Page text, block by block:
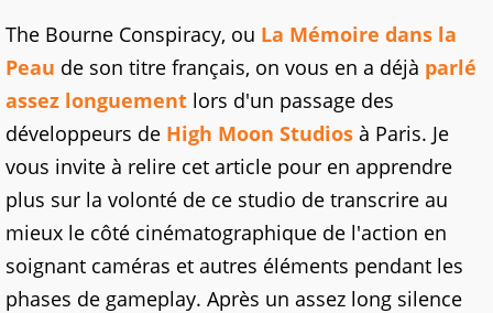
The Bourne Conspiracy, ou La Mémoire dans la
Peau de son titre français, on vous en a déjà parlé
assez longuement lors d'un passage des
développeurs de High Moon Studios à Paris. Je
vous invite à relire cet article pour en apprendre
plus sur la volonté de ce studio de transcrire au
mieux le côté cinématographique de l'action en
soignant caméras et autres éléments pendant les
phases de gameplay. Après un assez long silence